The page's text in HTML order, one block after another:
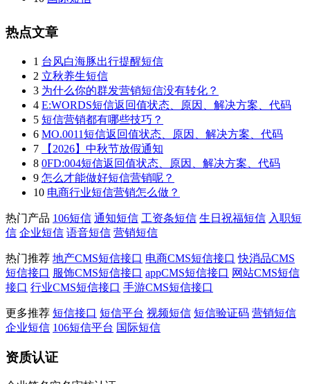
热点文章
1 台风白海豚出行提醒短信
2 立秋养生短信
3 为什么你的群发营销短信没有转化？
4 E:WORDS短信返回值状态、原因、解决方案、代码
5 短信营销都有哪些技巧？
6 MO.0011短信返回值状态、原因、解决方案、代码
7
【2026】中秋节放假通知
8 0FD:004短信返回值状态、原因、解决方案、代码
9 怎么才能做好短信营销呢？
10 电商行业短信营销怎么做？
热门产品 106短信 通知短信 工资条短信 生日祝福短信 入职短
信 企业短信 语音短信 营销短信
热门推荐 地产CMS短信接口 电商CMS短信接口 快消品CMS
短信接口 服饰CMS短信接口 appCMS短信接口 网站CMS短信
接口 行业CMS短信接口 手游CMS短信接口
更多推荐 短信接口 短信平台 视频短信 短信验证码 营销短信
企业短信 106短信平台 国际短信
资质认证